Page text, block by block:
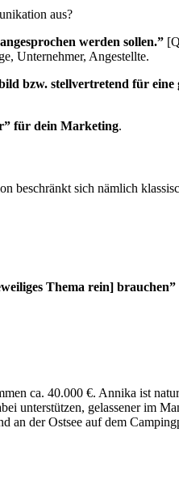
aus?
werden sollen.”
Unternehmer, Angestellte.
bzw. stellvertretend für
für dein Marketing.
beschränkt sich nämlich
Thema rein] brauchen”
ca. 40.000 €. Annika ist
unterstützen, gelassener im
an der Ostsee auf dem